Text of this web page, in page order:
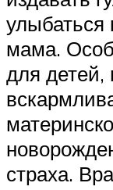
улыбаться
мама.
для детей,
страха.